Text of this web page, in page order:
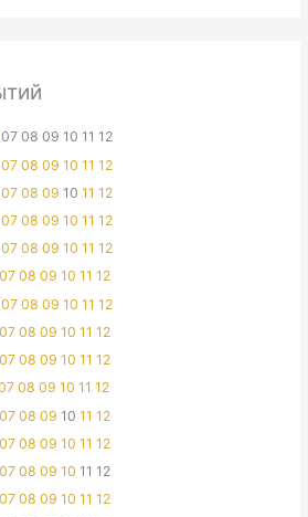
07 08 09 10 11 12
07 08 09 10 11 12
07 08 09 10 11 12
07 08 09 10 11 12
07 08 09 10 11 12
07 08 09 10 11 12
07 08 09 10 11 12
07 08 09 10 11 12
07 08 09 10 11 12
08 09 10 11 12
07 08 09 10 11 12
07 08 09 10 11 12
07 08 09 10 11 12
07 08 09 10 11 12